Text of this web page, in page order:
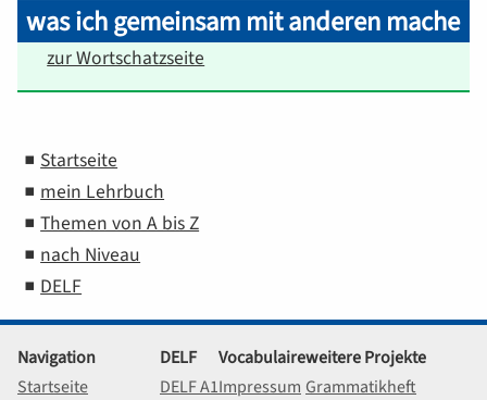
was ich gemeinsam mit anderen mache
zur Wortschatzseite
Startseite
mein Lehrbuch
Themen von A bis Z
nach Niveau
DELF
Navigation
Startseite
DELF
DELF A1
Vocabulaire
Impressum
weitere Projekte
Grammatikheft